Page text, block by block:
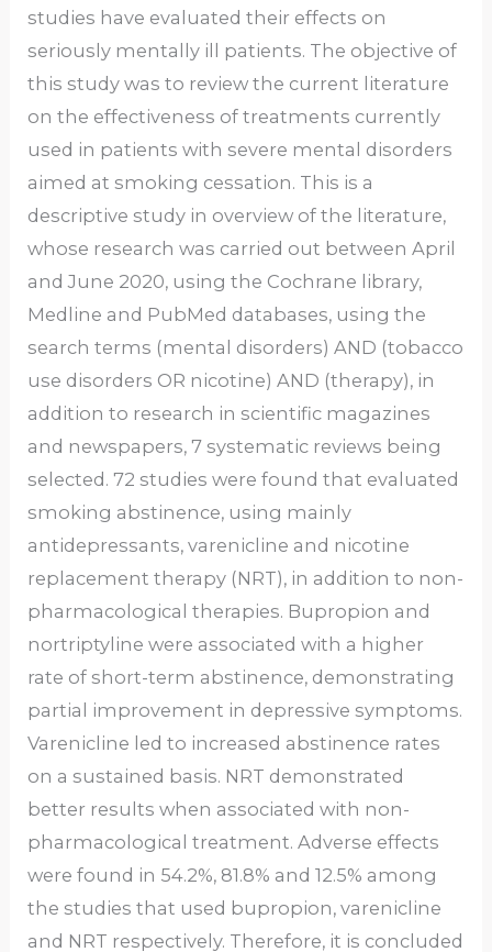
studies have evaluated their effects on
seriously mentally ill patients. The objective of
this study was to review the current literature
on the effectiveness of treatments currently
used in patients with severe mental disorders
aimed at smoking cessation. This is a
descriptive study in overview of the literature,
whose research was carried out between April
and June 2020, using the Cochrane library,
Medline and PubMed databases, using the
search terms (mental disorders) AND (tobacco
use disorders OR nicotine) AND (therapy), in
addition to research in scientific magazines
and newspapers, 7 systematic reviews being
selected. 72 studies were found that evaluated
smoking abstinence, using mainly
antidepressants, varenicline and nicotine
replacement therapy (NRT), in addition to non-
pharmacological therapies. Bupropion and
nortriptyline were associated with a higher
rate of short-term abstinence, demonstrating
partial improvement in depressive symptoms.
Varenicline led to increased abstinence rates
on a sustained basis. NRT demonstrated
better results when associated with non-
pharmacological treatment. Adverse effects
were found in 54.2%, 81.8% and 12.5% ​​among
the studies that used bupropion, varenicline
and NRT respectively. Therefore, it is concluded